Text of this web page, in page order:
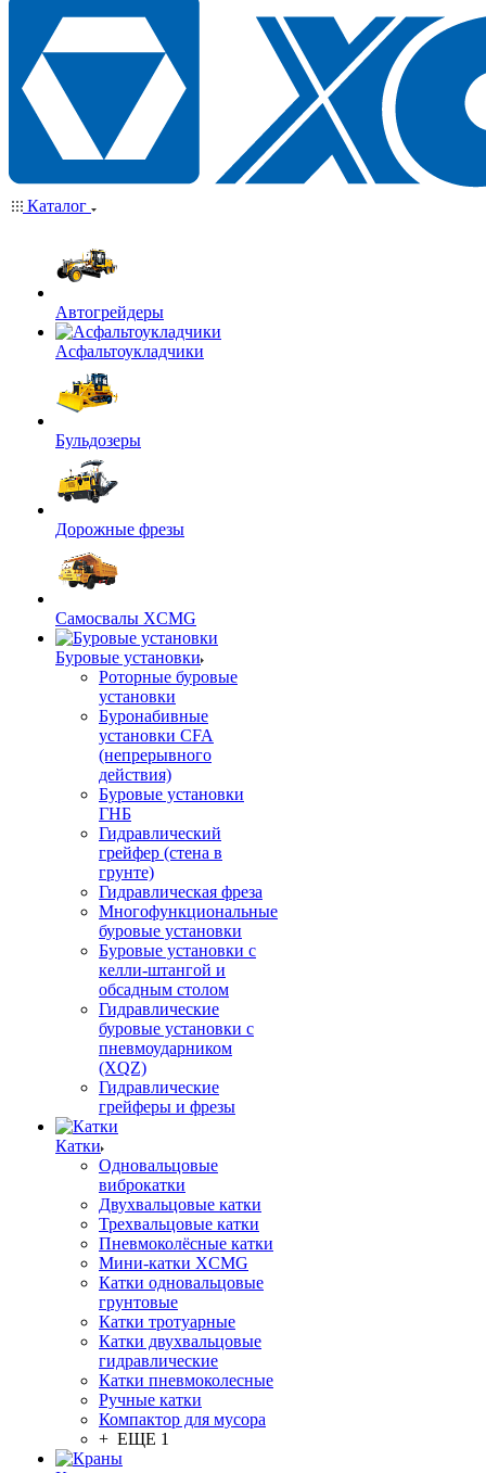
Каталог
Автогрейдеры
Асфальтоукладчики
Бульдозеры
Дорожные фрезы
Самосвалы XCMG
Буровые установки
Роторные буровые
установки
Буронабивные
установки CFA
(непрерывного
действия)
Буровые установки
ГНБ
Гидравлический
грейфер (стена в
грунте)
Гидравлическая фреза
Многофункциональные
буровые установки
Буровые установки с
келли-штангой и
обсадным столом
Гидравлические
буровые установки с
пневмоударником
(XQZ)
Гидравлические
грейферы и фрезы
Катки
Одновальцовые
виброкатки
Двухвальцовые катки
Трехвальцовые катки
Пневмоколёсные катки
Мини-катки XCMG
Катки одновальцовые
грунтовые
Катки тротуарные
Катки двухвальцовые
гидравлические
Катки пневмоколесные
Ручные катки
Компактор для мусора
+ ЕЩЕ 1